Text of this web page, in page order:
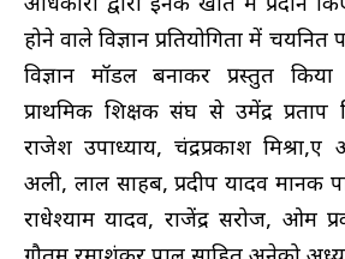
होने वाले विज्ञान प्रतियोगिता में चयनित
विज्ञान मॉडल बनाकर प्रस्तुत
प्राथमिक शिक्षक संघ से उमेंद्र प्रताप
राजेश उपाध्याय, चंद्रप्रकाश
अली, लाल साहब, प्रदीप यादव मानक
राधेश्याम यादव, राजेंद्र सरोज, ओम